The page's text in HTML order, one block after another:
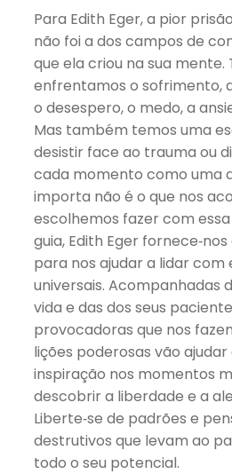
Para Edith Eger, a pior
não foi a dos campos de
que ela criou na sua mente.
enfrentamos o sofrimento,
o desespero, o medo, a
Mas também temos uma
desistir face ao trauma ou
cada momento como uma
importa não é o que nos
escolhemos fazer com
guia, Edith Eger
para nos ajudar a lidar com
universais. Acompanhadas
vida e das dos seus
provocadoras que nos
lições poderosas vão
inspiração nos momentos
descobrir a liberdade e a
Liberte‑se de padrões e
destrutivos que levam ao
todo o seu potencial.